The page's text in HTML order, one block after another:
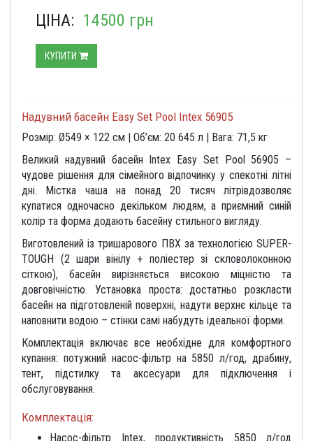
ЦІНА: 14500 грн
КУПИТИ
Надувний басейн Easy Set Pool Intex 56905
Розмір: Ø549 × 122 см | Об’єм: 20 645 л | Вага: 71,5 кг
Великий надувний басейн Intex Easy Set Pool 56905 –
чудове рішення для сімейноговідпочинкууспекотнілітні
дні. Містка чашана понад20 тисячлітрівдозволяє
купатися одночасно декільком людям,априємнийсиній
колір та форма додають басейну стильного вигляду.
Виготовленийізтришарового ПВХ за технологієюSUPER-
TOUGH (2шари вінілу + поліестерзіскловолоконною
сіткою), басейн вирізняється високою міцністю та
довговічністю. Установка проста: достатньо розкласти
басейнна підготовленійповерхні, надутиверхнє кільцета
наповнити водою – стінки самі набудуть ідеальної форми.
Комплектація включає все необхідне для комфортного
купання: потужний насос-фільтр на 5850л/год, драбину,
тент,підстилкута аксесуари для підключенняі
обслуговування.
Комплектація:
Насос-фільтр Intex, продуктивність 5850 л/год